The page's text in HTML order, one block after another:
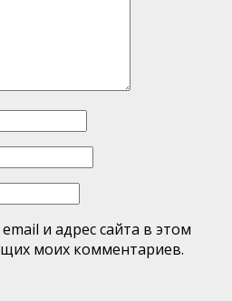
и адрес сайта в этом
моих комментариев.